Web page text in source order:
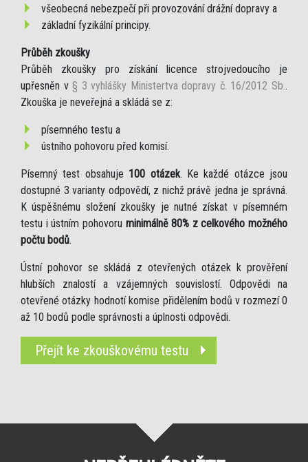
všeobecná nebezpečí při provozování drážní dopravy a
základní fyzikální principy.
Průběh zkoušky
Průběh zkoušky pro získání licence strojvedoucího je
upřesněn v § 3 vyhlášky Ministertva dopravy č. 16/2012 Sb..
Zkouška je neveřejná a skládá se z:
písemného testu a
ústního pohovoru před komisí.
Písemný test obsahuje 100 otázek. Ke každé otázce jsou
dostupné 3 varianty odpovědí, z nichž právě jedna je správná.
K úspěšnému složení zkoušky je nutné získat v písemném
testu i ústním pohovoru minimálně 80% z celkového možného
počtu bodů.
Ústní pohovor se skládá z otevřených otázek k prověření
hlubších znalostí a vzájemných souvislostí. Odpovědi na
otevřené otázky hodnotí komise přidělením bodů v rozmezí 0
až 10 bodů podle správnosti a úplnosti odpovědi.
Přejít ke zkouškovému testu